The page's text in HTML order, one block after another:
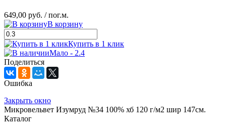
649,00 руб. / пог.м.
В корзину
Купить в 1 клик
Мало - 2.4
Поделиться
Ошибка
Закрыть окно
Микровельвет Изумруд №34 100% хб 120 г/м2 шир 147см.
Каталог